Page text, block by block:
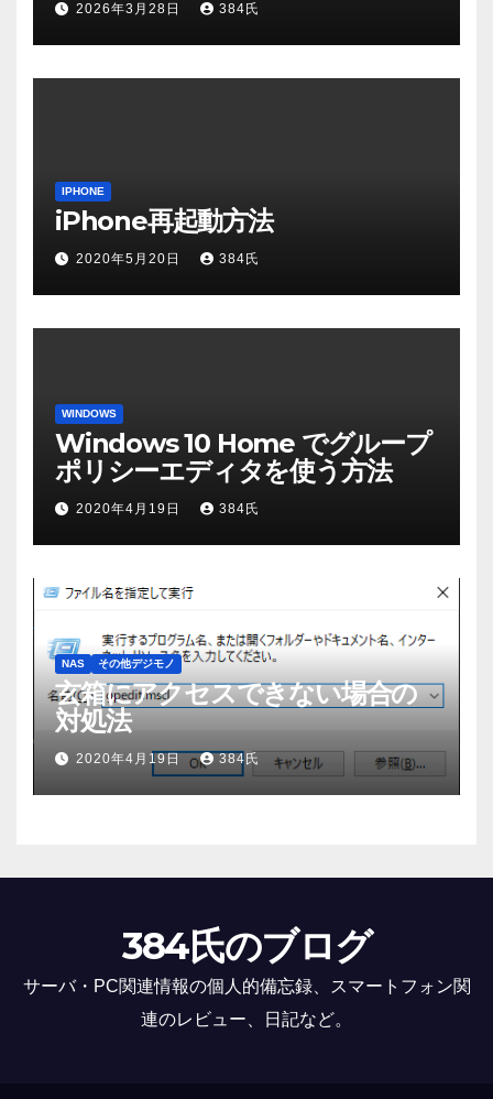
2026年3月28日 384氏
IPHONE
iPhone再起動方法
2020年5月20日 384氏
WINDOWS
Windows 10 Home でグループ
ポリシーエディタを使う方法
2020年4月19日 384氏
NAS その他デジモノ
玄箱にアクセスできない場合の
対処法
2020年4月19日 384氏
384氏のブログ
サーバ・PC関連情報の個人的備忘録、スマートフォン関
連のレビュー、日記など。